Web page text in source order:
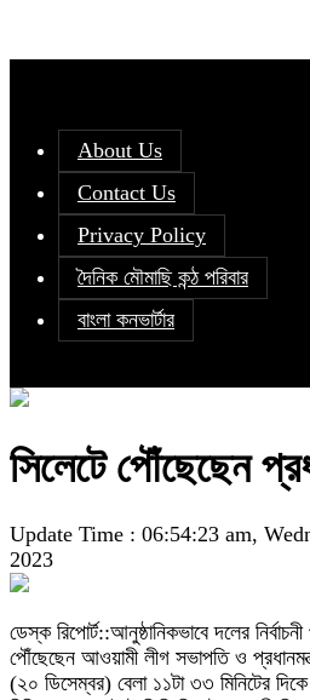
About Us
Contact Us
Privacy Policy
দৈনিক মৌমাছি কন্ঠ পরিবার
বাংলা কনভার্টার
সিলেটে পৌঁছেছেন
Update Time : 06:54:23 am,
2023
ডেস্ক রিপোর্ট::আনুষ্ঠানিকভাবে দলের
পৌঁছেছেন আওয়ামী লীগ সভাপতি ও
(২০ ডিসেম্বর) বেলা ১১টা ৩৩ মিনিটের দিকে